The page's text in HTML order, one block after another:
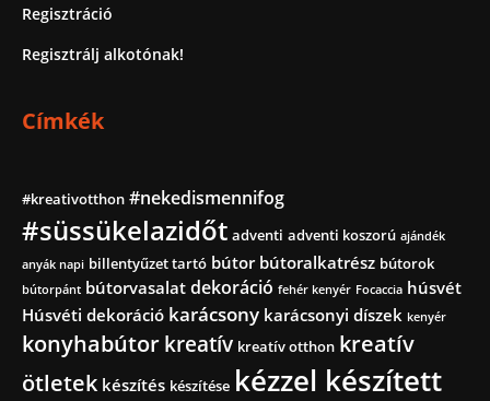
Regisztráció
Regisztrálj alkotónak!
Címkék
#kreativotthon #nekedismennifog
#süssükelazidőt adventi adventi koszorú ajándék
anyák napi billentyűzet tartó bútor bútoralkatrész bútorok
bútorpánt bútorvasalat dekoráció fehér kenyér Focaccia húsvét
Húsvéti dekoráció karácsony karácsonyi díszek kenyér
konyhabútorkreatív kreatív otthon kreatív
ötletek készítés készítése kézzel készített